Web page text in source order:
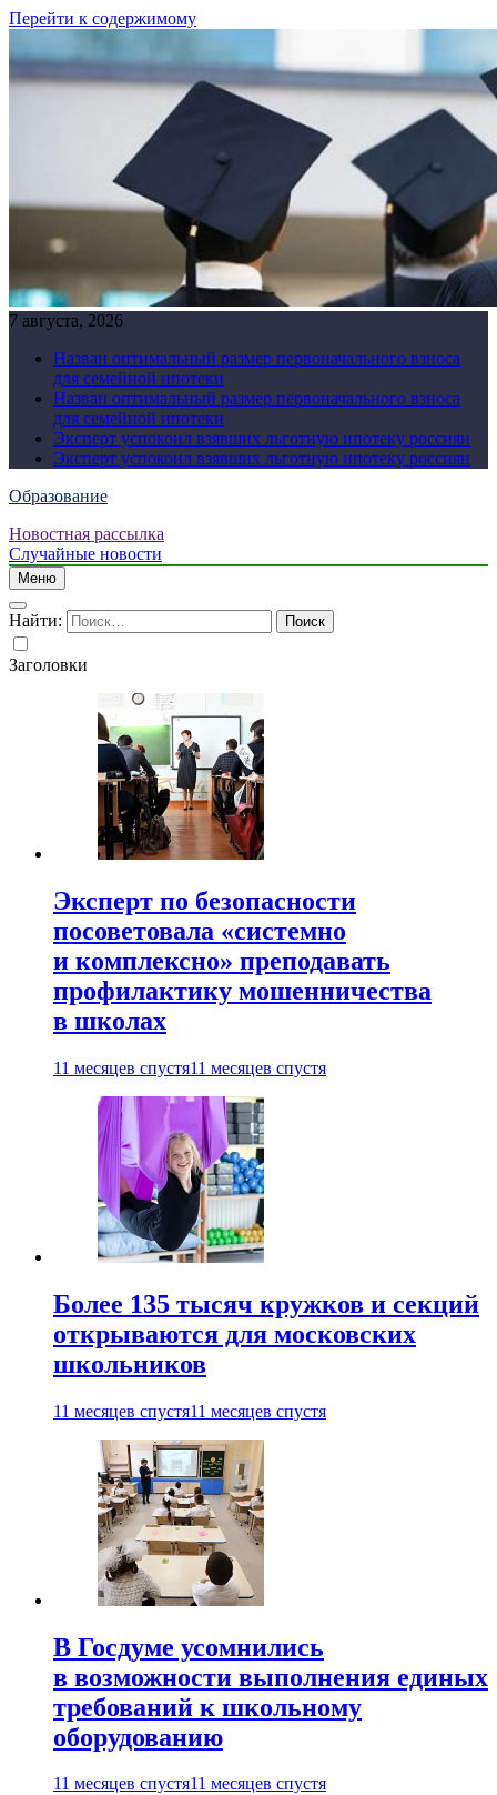
Перейти к содержимому
7 августа, 2026
Назван оптимальный размер первоначального взноса
для семейной ипотеки
Назван оптимальный размер первоначального взноса
для семейной ипотеки
Эксперт успокоил взявших льготную ипотеку россиян
Эксперт успокоил взявших льготную ипотеку россиян
Образование
Новостная рассылка
Случайные новости
Меню
Найти:
Заголовки
Эксперт по безопасности
посоветовала «системно
и комплексно» преподавать
профилактику мошенничества
в школах
11 месяцев спустя11 месяцев спустя
Более 135 тысяч кружков и секций
открываются для московских
школьников
11 месяцев спустя11 месяцев спустя
В Госдуме усомнились
в возможности выполнения единых
требований к школьному
оборудованию
11 месяцев спустя11 месяцев спустя